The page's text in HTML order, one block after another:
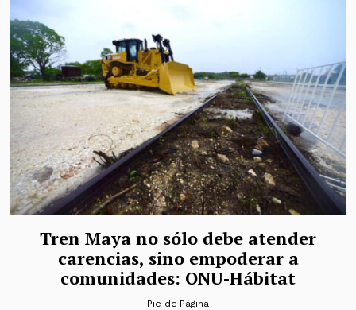
Tren Maya no sólo debe atender
carencias, sino empoderar a
comunidades: ONU-Hábitat
Pie de Página